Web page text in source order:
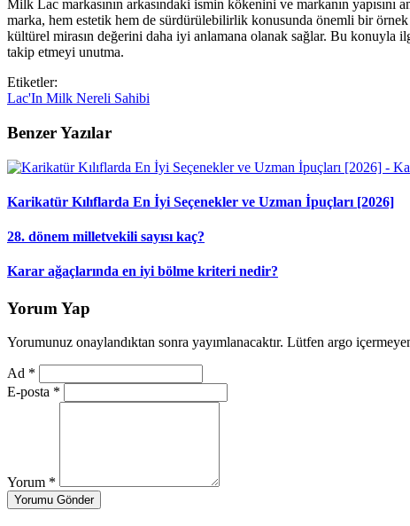
Milk Lac markasının arkasındaki ismin kökenini ve markanın
marka, hem estetik hem de sürdürülebilirlik konusunda önemli bir
kültürel mirasın değerini daha iyi anlamana olanak sağlar. Bu
takip etmeyi unutma.
Etiketler:
Lac'In Milk Nereli Sahibi
Benzer Yazılar
Karikatür Kılıflarda En İyi Seçenekler ve Uzman İpuçları [2026]
28. dönem milletvekili sayısı kaç?
Karar ağaçlarında en iyi bölme kriteri nedir?
Yorum Yap
Yorumunuz onaylandıktan sonra yayımlanacaktır. Lütfen argo
Ad *
E-posta *
Yorum *
Yorumu Gönder